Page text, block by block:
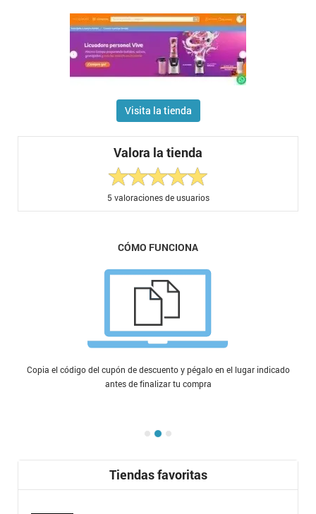
Visita la tienda
Valora la tienda
5 valoraciones de usuarios
CÓMO FUNCIONA
Copia el código del cupón de descuento y pégalo en el lugar indicado
antes de finalizar tu compra
Tiendas favoritas